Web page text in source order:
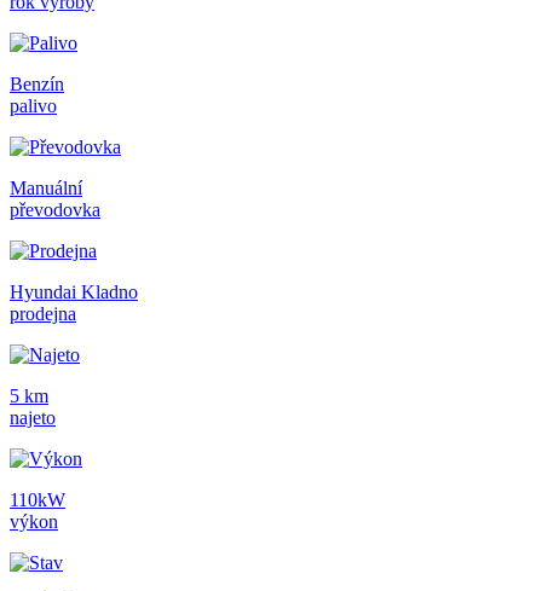
Benzín
palivo
Manuální
převodovka
Hyundai Kladno
prodejna
5 km
najeto
110kW
výkon